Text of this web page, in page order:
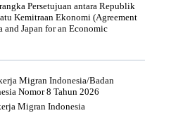
Persetujuan antara Republik
Kemitraan Ekonomi (Agreement
Japan for an Economic
Migran Indonesia/Badan
Nomor 8 Tahun 2026
Migran Indonesia